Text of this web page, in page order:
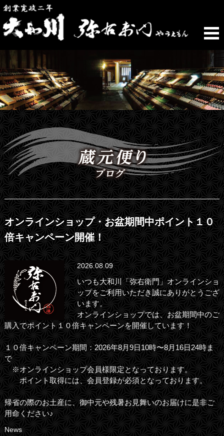
オンラインショップ・お盆期間中ポイント１０
倍キャンペーン開催！
2026.08.09
いつも大和川「弥右衛門」オンラインショ
ップをご利用いただき誠にありがとうござ
います。
オンラインショップでは、お盆期間中のご
購入でポイント１０倍キャンペーンを開催しています！
１０倍キャンペーン期間：2026年8月9日10時〜8月16日24時ま
で
※オンラインショップ会員様限定となっております。
ポイント取得には、会員登録が必須となっております。
帰省の際のお土産に、御中元や残暑お見舞いのお届けに是非ご
用命ください♪
News